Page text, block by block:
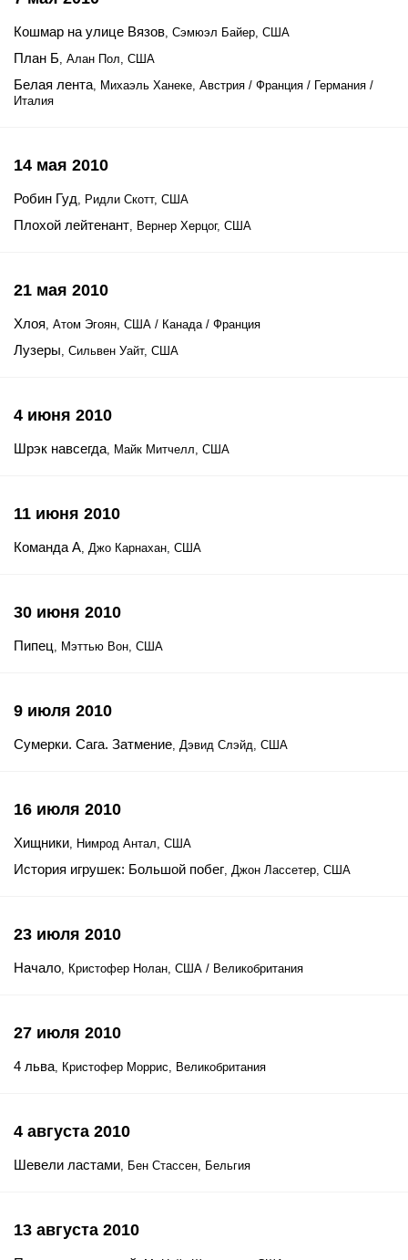
Кошмар на улице Вязов, Сэмюэл Байер, США
План Б, Алан Пол, США
Белая лента, Михаэль Ханеке, Австрия / Франция / Германия /
Италия
14 мая 2010
Робин Гуд, Ридли Скотт, США
Плохой лейтенант, Вернер Херцог, США
21 мая 2010
Хлоя, Атом Эгоян, США / Канада / Франция
Лузеры, Сильвен Уайт, США
4 июня 2010
Шрэк навсегда, Майк Митчелл, США
11 июня 2010
Команда А, Джо Карнахан, США
30 июня 2010
Пипец, Мэттью Вон, США
9 июля 2010
Сумерки. Сага. Затмение, Дэвид Слэйд, США
16 июля 2010
Хищники, Нимрод Антал, США
История игрушек: Большой побег, Джон Лассетер, США
23 июля 2010
Начало, Кристофер Нолан, США / Великобритания
27 июля 2010
4 льва, Кристофер Моррис, Великобритания
4 августа 2010
Шевели ластами, Бен Стассен, Бельгия
13 августа 2010